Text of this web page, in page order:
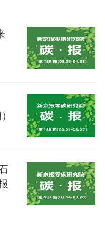
能源、算力、场
智能发展各要素高
）盘中一度触
来新高，随后回
股天富能源当日
行动，绿电交易日
能为我们每一个